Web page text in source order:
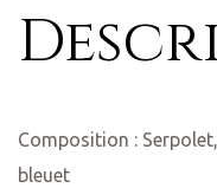
Composition :
bleuet